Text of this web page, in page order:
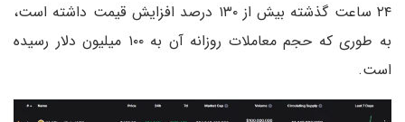
۲۴ ساعت گذشته بیش از ۱۳۰ درصد افزایش قیمت داشته است،
به طوری که حجم معاملات روزانه آن به ۱۰۰ میلیون دلار رسیده
است.